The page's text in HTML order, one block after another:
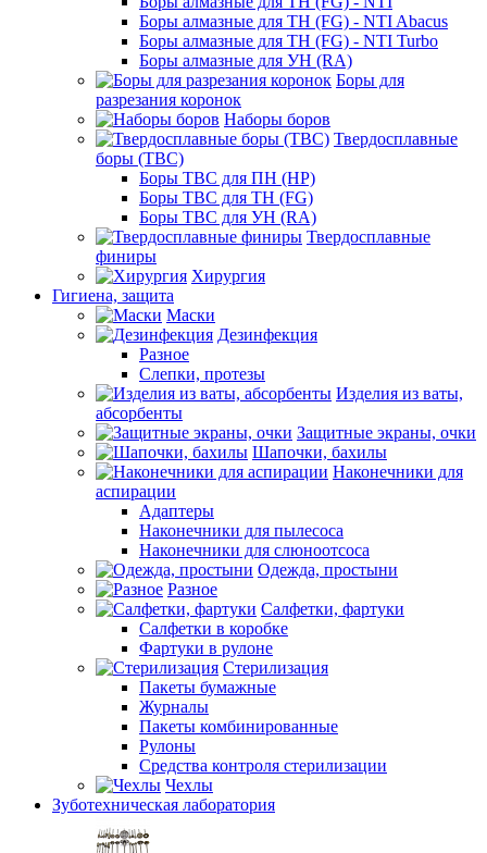
Боры алмазные для ТН (FG) - NTI Abacus
Боры алмазные для ТН (FG) - NTI Turbo
Боры алмазные для УН (RA)
Боры для
разрезания коронок
Наборы боров
Твердосплавные
боры (ТВС)
Боры ТВС для ПН (HP)
Боры ТВС для ТН (FG)
Боры ТВС для УН (RA)
Твердосплавные
финиры
Хирургия
Гигиена, защита
Маски
Дезинфекция
Разное
Слепки, протезы
Изделия из ваты,
абсорбенты
Защитные экраны, очки
Шапочки, бахилы
Наконечники для
аспирации
Адаптеры
Наконечники для пылесоса
Наконечники для слюноотсоса
Одежда, простыни
Разное
Салфетки, фартуки
Салфетки в коробке
Фартуки в рулоне
Стерилизация
Пакеты бумажные
Журналы
Пакеты комбинированные
Рулоны
Средства контроля стерилизации
Чехлы
Зуботехническая лаборатория